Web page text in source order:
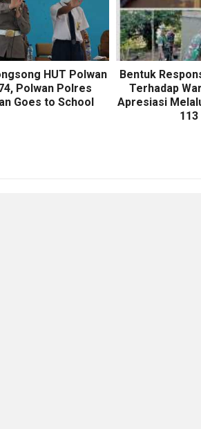
HUT Polwan
Polwan Polres
Goes to School
Bentuk
Terhadap
Apresiasi
113